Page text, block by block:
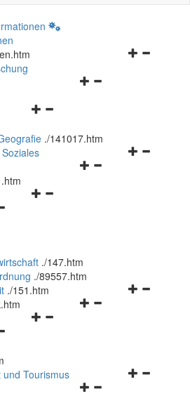
Navigationsmenü
Navigationsmenü
und
schließen
./141017.htm
Navigationsmenü
Navigationsmenü
./147.htm
./89557.htm
Navigationsmenü
./151.htm
Navigationsmenü
Navigationsmenü
Tourismus